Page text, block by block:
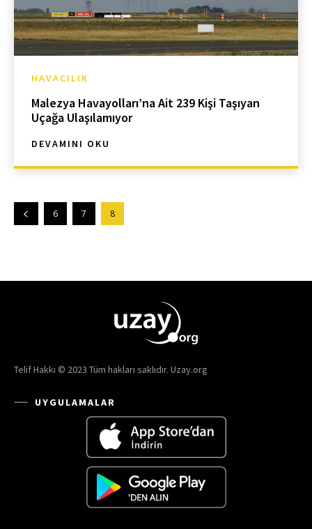
HAVACILIK
Malezya Havayolları’na Ait 239 Kişi Taşıyan
Uçağa Ulaşılamıyor
DEVAMINI OKU
6 7 8
Telif Hakkı © 2023 Tüm hakları saklıdır. Uzay.org
UYGULAMALAR